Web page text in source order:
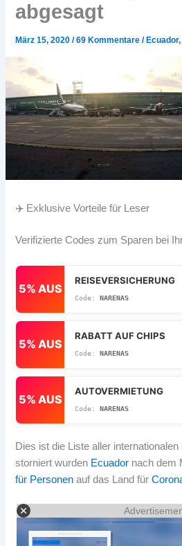
abgesagt
März 15, 2020/69 Kommentare / Ecuador,
✈️ Exklusive Vorteile für Leser
Verifizierte Codes zum Sparen bei
5% AUS
REISEVERSICHERUNG
NARENAS
5% AUS
RABATT AUF CHIPS
NARENAS
5% AUS
AUTOVERMIETUNG
NARENAS
Dies ist die Liste aller
storniert wurden Ecuador nach dem
für Personen auf das Land für